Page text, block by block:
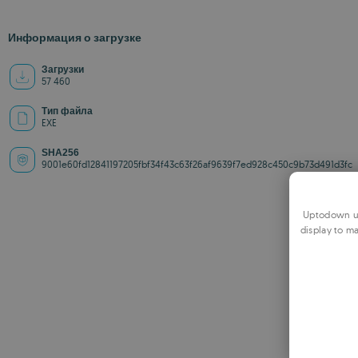
Информация о загрузке
Загрузки
57 460
Тип файла
EXE
SHA256
9001e60fd12841197205fbf34f43c63f26af9639f7ed928c450c9b73d491d3fc
Uptodown
display to